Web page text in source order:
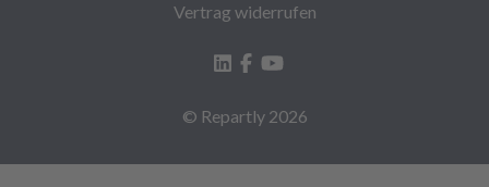
Vertrag widerrufen
© Repartly 2026